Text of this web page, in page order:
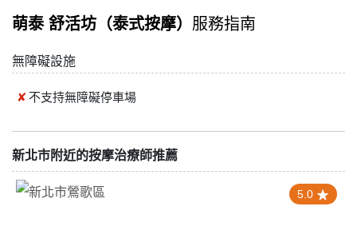
萌泰 舒活坊（泰式按摩） 服務指南
無障礙設施
不支持無障礙停車場
新北市附近的按摩治療師推薦
5.0